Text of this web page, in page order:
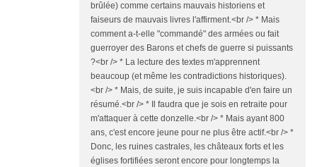
brûlée) comme certains mauvais historiens et
faiseurs de mauvais livres l'affirment.<br /> * Mais
comment a-t-elle "commandé" des armées ou fait
guerroyer des Barons et chefs de guerre si puissants
?<br /> * La lecture des textes m'apprennent
beaucoup (et même les contradictions historiques).
<br /> * Mais, de suite, je suis incapable d'en faire un
résumé.<br /> * Il faudra que je sois en retraite pour
m'attaquer à cette donzelle.<br /> * Mais ayant 800
ans, c'est encore jeune pour ne plus être actif.<br /> *
Donc, les ruines castrales, les châteaux forts et les
églises fortifiées seront encore pour longtemps la